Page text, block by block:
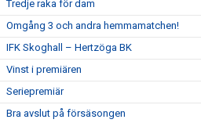
Tredje raka för dam
Omgång 3 och andra hemmamatchen!
IFK Skoghall – Hertzöga BK
Vinst i premiären
Seriepremiär
Bra avslut på försäsongen